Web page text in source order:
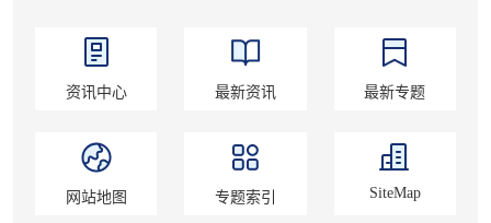
资讯中心 最新资讯 最新专题
网站地图 专题索引 SiteMap